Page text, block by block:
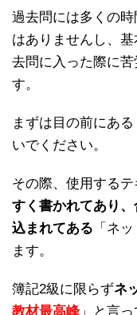
過去問には多くの
はありませんし、
去問に入った際に
す。
まずは目の前にあ
いでください。
その際、使用する
すく書かれてあり
込まれてある 「ネ
ます。
簿記2級に限らずネ
教材最高峰」と言っ